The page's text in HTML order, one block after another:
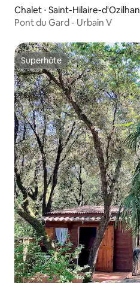
Chalet ⋅ Saint-Hilaire-d'Ozilhan
Pont du Gard - Urbain V
Superhôte
Superhôte